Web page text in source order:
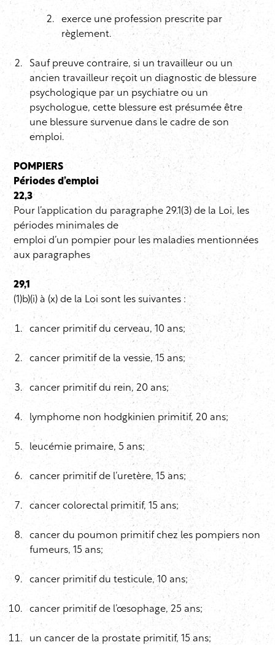
exerce une profession prescrite par
règlement.
Sauf preuve contraire, si un travailleur ou un
ancien travailleur reçoit un diagnostic de blessure
psychologique par un psychiatre ou un
psychologue, cette blessure est présumée être
une blessure survenue dans le cadre de son
emploi.
POMPIERS
Périodes d’emploi
22,3
Pour l’application du paragraphe 29.1(3) de la Loi, les
périodes minimales de
emploi d’un pompier pour les maladies mentionnées
aux paragraphes
29,1
(1)b)(i) à (x) de la Loi sont les suivantes :
cancer primitif du cerveau, 10 ans;
cancer primitif de la vessie, 15 ans;
cancer primitif du rein, 20 ans;
lymphome non hodgkinien primitif, 20 ans;
leucémie primaire, 5 ans;
cancer primitif de l’uretère, 15 ans;
cancer colorectal primitif, 15 ans;
cancer du poumon primitif chez les pompiers non
fumeurs, 15 ans;
cancer primitif du testicule, 10 ans;
cancer primitif de l’œsophage, 25 ans;
un cancer de la prostate primitif, 15 ans;